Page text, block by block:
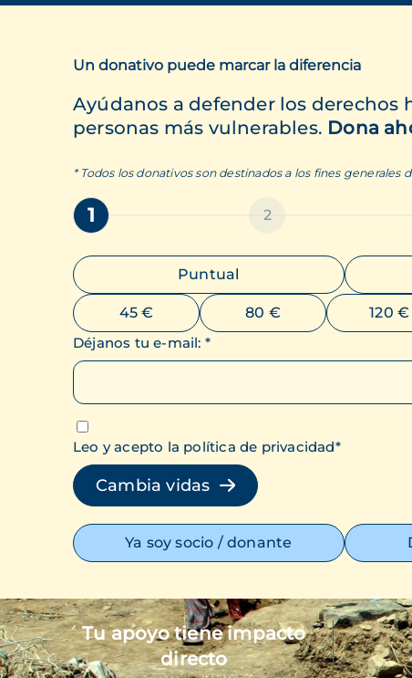
Un donativo puede marcar la diferencia
Ayúdanos a defender los derechos
personas más vulnerables. Dona
* Todos los donativos son destinados a los fines generales
1 2
Puntual
45 € 80 € 120 €
Déjanos tu e-mail: *
Leo y acepto la política de privacidad*
Cambia vidas
Ya soy socio / donante
Imagen
Tu apoyo tiene impacto
directo